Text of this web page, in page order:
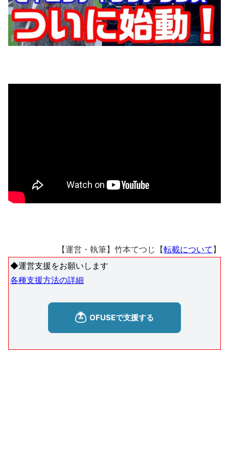
【運営・執筆】竹本てつじ【転載について 】
◆運営支援をお願いします
各種支援方法の詳細